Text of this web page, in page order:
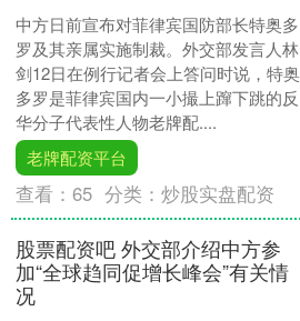
中方日前宣布对菲律宾国防部长特奥多
罗及其亲属实施制裁。外交部发言人林
剑12日在例行记者会上答问时说，特奥
多罗是菲律宾国内一小撮上蹿下跳的反
华分子代表性人物老牌配....
老牌配资平台
查看：65 分类：炒股实盘配资
股票配资吧 外交部介绍中方参
加“全球趋同促增长峰会”有关情
况